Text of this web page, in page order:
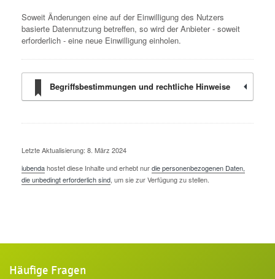
Soweit Änderungen eine auf der Einwilligung des Nutzers
basierte Datennutzung betreffen, so wird der Anbieter - soweit
erforderlich - eine neue Einwilligung einholen.
Begriffsbestimmungen und rechtliche Hinweise
Letzte Aktualisierung: 8. März 2024
iubendahostet diese Inhalte und erhebt nurdie personenbezogenen Daten,
die unbedingt erforderlich sind , um sie zur Verfügung zu stellen.
Häufige Fragen